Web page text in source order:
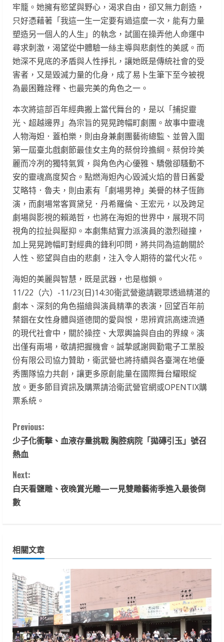
牢籠。她擁有慾望與野心，渴求自由，卻又無力創造，
只好憑藉著「我這一生一定要有過這麼一次，能有力量
塑造另一個人的人生」的執念，試圖在操弄他人命運中
尋求刺激，渴望從中體驗一絲主導與悲劇性的美感。而
她深不見底的矛盾與人性掙扎，讓她既是傳統社會的受
害者，又是毀滅力量的化身，成了易卜生筆下至今被視
為最困難詮釋、也最完美的角色之一。
本次將這部百年經典搬上當代舞台的，是以「捕捉靈
光、超越邊界」為宗旨的晃晃跨幅町劇團。故事中靈魂
人物海妲．蓋柏樂，則由身兼劇團藝術總監、並曾入圍
第一屆臺北戲劇節最佳女主角的蔡佾玲擔綱。蔡佾玲美
麗而冷冽的獨特氣質，與角色內心優雅、驕傲卻騷動不
安的靈魂高度契合。點燃海妲內心毀滅火焰的昔日舊愛
艾略特．魯夫，則由素有「劇場男神」美譽的林子恆飾
演，而劇場常客買黛兒．丹希羅倫、王宏元，以及跨足
劇場與影視的賴澔哲，也將在海妲的世界中，展現不同
視角的拉扯與壓抑。本劇集結實力派演員的激烈碰撞，
加上晃晃跨幅町對經典的鋒利叩問，將共同為這齣關於
人性、慾望與自由的悲劇，注入令人期待的當代火花。
海妲的美麗與智慧，既是武器，也是枷鎖。
11/22（六）-11/23(日)14:30衛武營邀請觀眾透過精湛的
劇本、深刻的角色描繪與演員精準的表演，回望百年前
禁錮在女性身體與道德間的愛與恨，思辨資訊高速流通
的現代社會中，關於操控、大眾輿論與自由的界線。演
出僅有兩場，敬請把握機會。誠摯感謝興勤電子工業股
份有限公司協力贊助，衛武營也將持續與各臺灣在地優
秀團隊協力共創，讓更多原創能量在國際舞台耀眼綻
放。更多節目資訊及購票請洽衛武營官網或OPENTIX購
票系統。
C
o
n
t
i
u
e
R
e
Previous:
少子化衝擊、血液存量挑戰 胸腔病院「拋磚引玉」號召
熱血
Next:
白天看鹽雕、夜晚賞光雕—一見雙雕藝術季進入最後倒
數
相關文章